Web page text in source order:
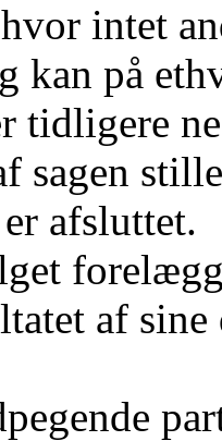
intet
kan på
tidligere
sagen
afsluttet.
af